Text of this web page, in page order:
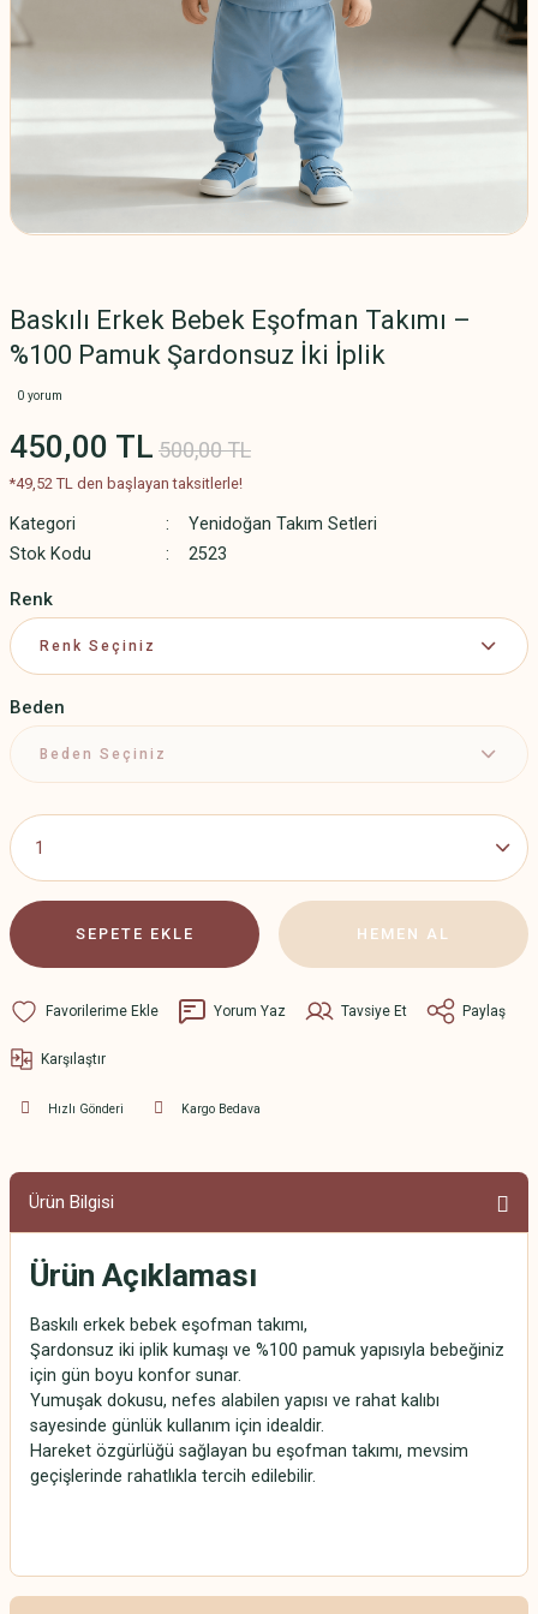
Baskılı Erkek Bebek Eşofman Takımı –
%100 Pamuk Şardonsuz İki İplik
0 yorum
450,00 TL 500,00 TL
*49,52 TL den başlayan taksitlerle!
Kategori
Yenidoğan Takım Setleri
Stok Kodu
2523
Renk
Beden
SEPETE EKLE HEMEN AL
Yorum Yaz Tavsiye Et Paylaş
Karşılaştır
Hızlı Gönderi Kargo Bedava
Ürün Bilgisi
Ürün Açıklaması
Baskılı erkek bebek eşofman takımı,
Şardonsuz iki iplik kumaşı ve %100 pamuk yapısıyla bebeğiniz
için gün boyu konfor sunar.
Yumuşak dokusu, nefes alabilen yapısı ve rahat kalıbı
sayesinde günlük kullanım için idealdir.
Hareket özgürlüğü sağlayan bu eşofman takımı, mevsim
geçişlerinde rahatlıkla tercih edilebilir.